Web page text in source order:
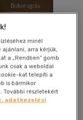
Bokorugrás
minél
arra kérjük,
a „Rendben” gomb
csak a weboldal
kat telepíti a
is bármikor
További részletekért
adatkezelési